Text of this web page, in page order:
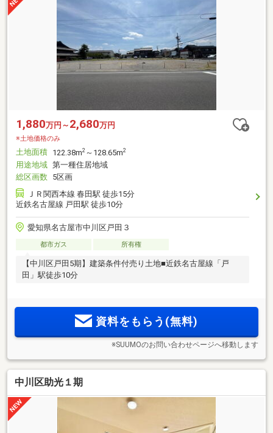
1,880万円～ 2,680万円
※土地価格のみ
土地面積 122.38m2 ～128.65m2
用途地域 第一種住居地域
総区画数 5区画
ＪＲ関西本線 春田駅 徒歩15分
近鉄名古屋線 戸田駅 徒歩10分
愛知県名古屋市中川区戸田３
都市ガス 所有権
【中川区戸田5期】建築条件付売り土地■近鉄名古屋線「戸
田」駅徒歩10分
資料をもらう(無料)
※SUUMOのお問い合わせページへ移動します
中川区助光１期